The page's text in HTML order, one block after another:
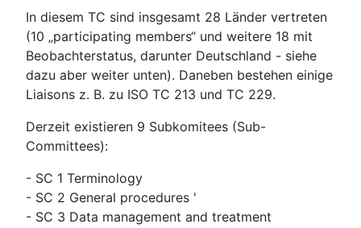
In diesem TC sind insgesamt 28 Länder vertreten
(10 „participating members“ und weitere 18 mit
Beobachterstatus, darunter Deutschland - siehe
dazu aber weiter unten). Daneben bestehen einige
Liaisons z. B. zu ISO TC 213 und TC 229.
Derzeit existieren 9 Subkomitees (Sub-
Committees):
- SC 1 Terminology
- SC 2 General procedures '
- SC 3 Data management and treatment